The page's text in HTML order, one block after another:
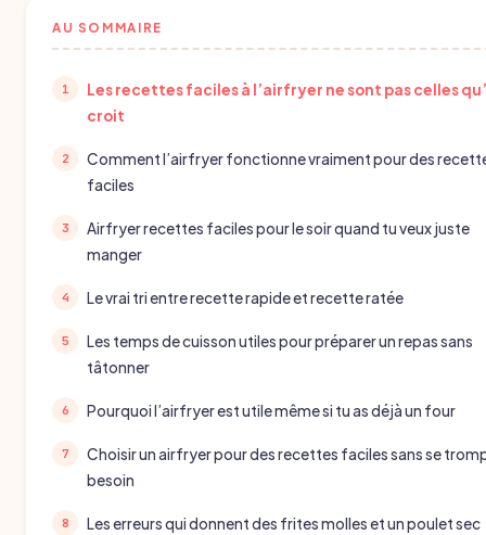
AU SOMMAIRE
Les recettes faciles à l’airfryer ne sont pas celles
croit
Comment l’airfryer fonctionne vraiment pour des
faciles
Airfryer recettes faciles pour le soir quand tu veux juste
manger
Le vrai tri entre recette rapide et recette ratée
Les temps de cuisson utiles pour préparer un repas sans
tâtonner
Pourquoi l’airfryer est utile même si tu as déjà un four
Choisir un airfryer pour des recettes faciles sans se
besoin
Les erreurs qui donnent des frites molles et un poulet sec